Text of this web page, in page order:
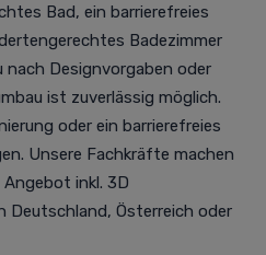
Bad, ein barrierefreies
Badezimmer
Designvorgaben oder
ist zuverlässig möglich.
oder ein barrierefreies
Unsere Fachkräfte machen
inkl. 3D
Deutschland, Österreich oder